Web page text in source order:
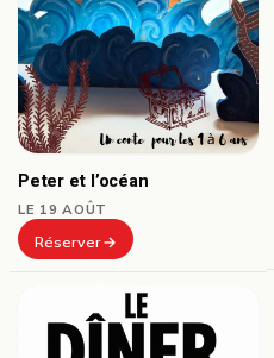
Peter et l’océan
LE 19 AOÛT
Réserver